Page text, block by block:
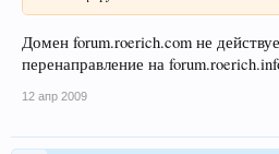
Домен forum.roerich.com не
перенаправление на
12 апр 2009